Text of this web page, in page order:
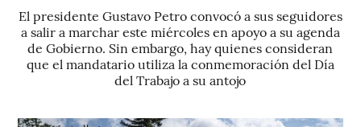
El presidente Gustavo Petro convocó a sus seguidores
a salir a marchar este miércoles en apoyo a su agenda
de Gobierno. Sin embargo, hay quienes consideran
que el mandatario utiliza la conmemoración del Día
del Trabajo a su antojo